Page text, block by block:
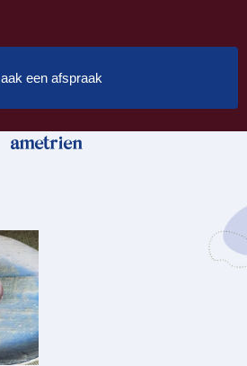
maak een afspraak
ametrien